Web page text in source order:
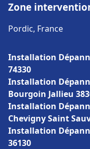
Zone
Pordic, France
Installation
74330
Installation
Bourgoin Jallieu
Installation
Chevigny Saint
Installation
36130